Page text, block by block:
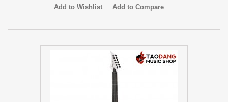
Add to Wishlist Add to Compare